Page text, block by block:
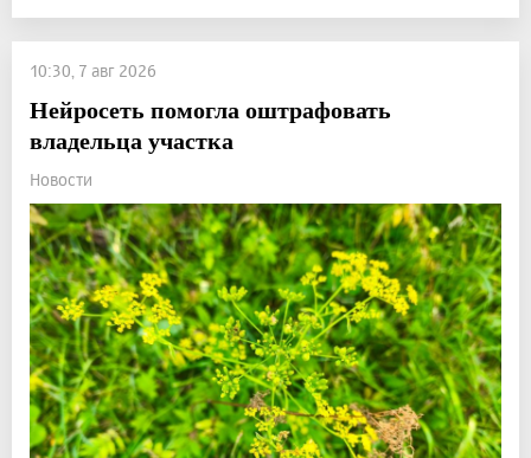
10:30, 7 авг 2026
Нейросеть помогла оштрафовать
владельца участка
Новости